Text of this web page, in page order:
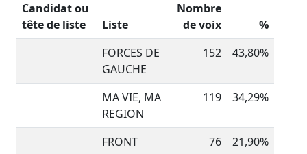
Candidat ou
tête de liste
Liste
Nombre
de voix
%
FORCES DE
GAUCHE
152 43,80%
MA VIE, MA
REGION
119 34,29%
FRONT
76 21,90%